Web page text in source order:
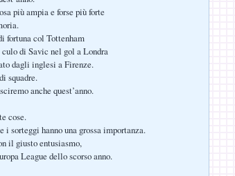
più ampia e forse più forte
fortuna col Tottenham
di Savic nel gol a Londra
dagli inglesi a Firenze.
squadre.
anche quest’anno.
cose.
i sorteggi hanno una grossa importanza.
il giusto entusiasmo,
League dello scorso anno.